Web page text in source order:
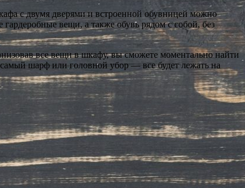
с двумя дверями и встроенной обувницей можно
гардеробные вещи, а также обувь рядом с собой, без
все вещи в шкафу, вы сможете моментально найти
шарф или головной убор — все будет лежать на